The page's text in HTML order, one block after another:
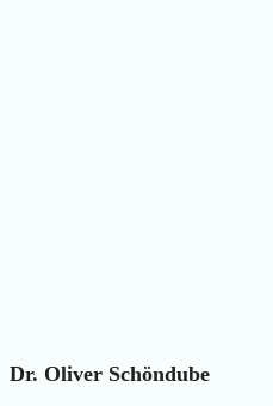
Dr. Oliver Schöndube